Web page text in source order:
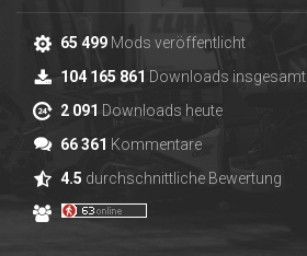
65 499 Mods veröffentlicht
104 165 861 Downloads insgesamt
2 091 Downloads heute
66 361 Kommentare
4.5 durchschnittliche Bewertung